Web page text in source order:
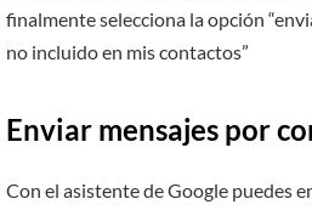
finalmente selecciona la opción
no incluido en mis contactos”
Enviar mensajes por
Con el asistente de Google puedes